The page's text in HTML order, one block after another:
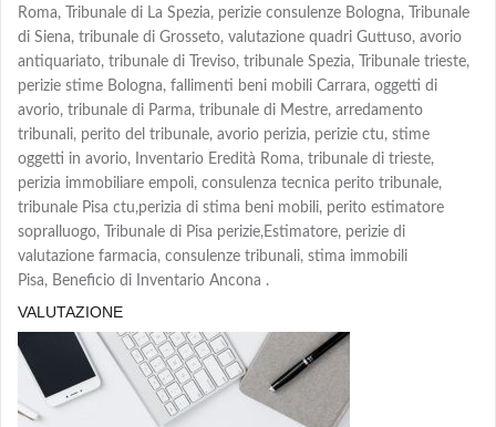
Roma, Tribunale di La Spezia, perizie consulenze Bologna, Tribunale
di Siena, tribunale di Grosseto, valutazione quadri Guttuso, avorio
antiquariato, tribunale di Treviso, tribunale Spezia, Tribunale trieste,
perizie stime Bologna, fallimenti beni mobili Carrara, oggetti di
avorio, tribunale di Parma, tribunale di Mestre, arredamento
tribunali, perito del tribunale, avorio perizia, perizie ctu, stime
oggetti in avorio, Inventario Eredità Roma, tribunale di trieste,
perizia immobiliare empoli, consulenza tecnica perito tribunale,
tribunale Pisa ctu,perizia di stima beni mobili, perito estimatore
sopralluogo, Tribunale di Pisa perizie,Estimatore, perizie di
valutazione farmacia, consulenze tribunali, stima immobili
Pisa, Beneficio di Inventario Ancona .
VALUTAZIONE